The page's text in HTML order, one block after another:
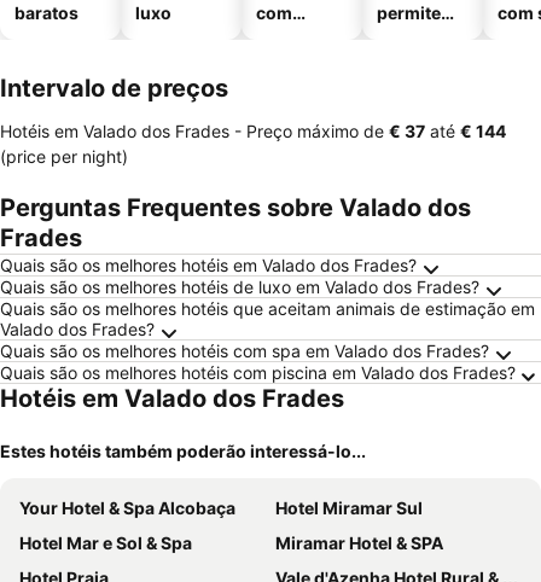
baratos
luxo
com
permitem
com
Intervalo de preços
Hotéis em Valado dos Frades - Preço máximo de ‎€ 37 até ‎€ 144
(price per night)
Perguntas Frequentes sobre Valado dos
Frades
Quais são os melhores hotéis em Valado dos Frades?
Quais são os melhores hotéis de luxo em Valado dos Frades?
Quais são os melhores hotéis que aceitam animais de estimação em
Valado dos Frades?
Quais são os melhores hotéis com spa em Valado dos Frades?
Quais são os melhores hotéis com piscina em Valado dos Frades?
Hotéis em Valado dos Frades
Estes hotéis também poderão interessá-lo...
Your Hotel & Spa Alcobaça
Hotel Miramar Sul
Hotel Mar e Sol & Spa
Miramar Hotel & SPA
Hotel Praia
Vale d'Azenha Hotel Rural & Residences